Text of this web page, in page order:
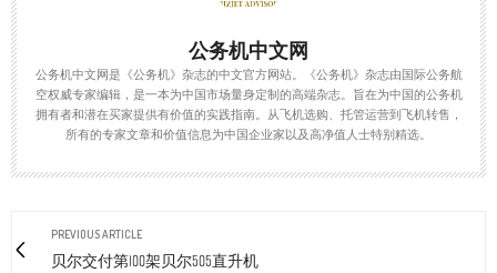
公务机中文网
公务机中文网是《公务机》杂志的中文官方网站。《公务机》杂志由国际公务航
空权威专家编辑，是一本为中国市场量身定制的高端杂志。旨在为中国的公务机
拥有者和潜在买家提供有价值的实践指南。从飞机选购、托管运营到飞机转售，
所有的专家文章和价值信息为中国企业家以及高净值人士特别精选。
PREVIOUS ARTICLE
贝尔交付第100架贝尔505直升机